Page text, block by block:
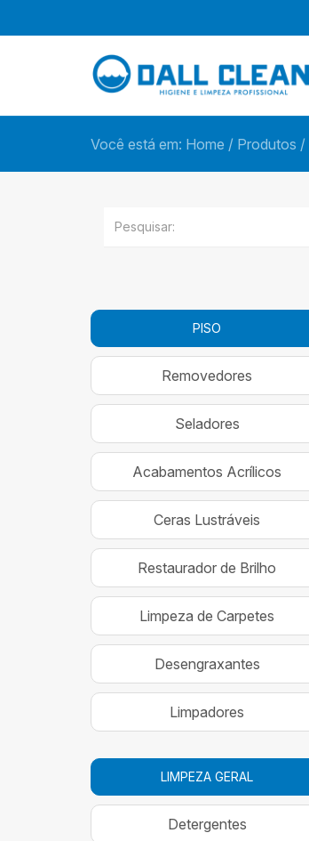
Você está em: Home / Produtos /
PISO
Removedores
Seladores
Acabamentos Acrílicos
Ceras Lustráveis
Restaurador de Brilho
Limpeza de Carpetes
Desengraxantes
Limpadores
LIMPEZA GERAL
Detergentes